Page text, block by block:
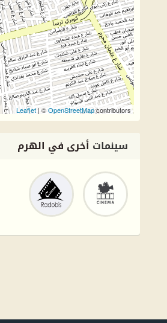
Leaflet | ©OpenStreetMapcontributors
سينمات أخرى في الهرم